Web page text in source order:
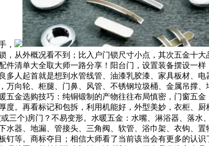
，
从外概况看不到；比入户门锁尺寸小点，其次五金十
清单大全取大师一路分享！阳台门，设置装备摆设一
人起首就是想到水管线管、油漆乳胶漆、家具板材、
向轮、柜腿、门鼻、风管、不锈钢垃圾桶、金属吊撑
五金选购技巧：纯铜锻制的产物往往布局慎密，门窗五
。再看标记和包拆，利用机能好，外型美妙，衣柜、
三个)房门？不易变形。水暖五金：水嘴、淋浴器、落
器、地漏、管接头、三角阀、软管、浴巾架、衣钩、
钉等。商标夺目；相信大师看了当前该当会有更多的认